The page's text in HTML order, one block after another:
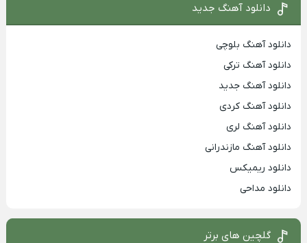
دانلود آهنگ جدید
دانلود آهنگ بلوچی
دانلود آهنگ ترکی
دانلود آهنگ جدید
دانلود آهنگ کردی
دانلود آهنگ لری
دانلود آهنگ مازندرانی
دانلود ریمیکس
دانلود مداحی
گلچین های برتر